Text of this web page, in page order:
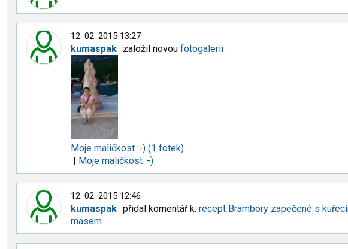
12. 02. 2015 13:27
kumaspak založil novoufotogalerii
Moje maličkost :-) (1 fotek)
| Moje maličkost :-)
12. 02. 2015 12:46
kumaspak přidal komentář k:recept Brambory zapečené s
masem